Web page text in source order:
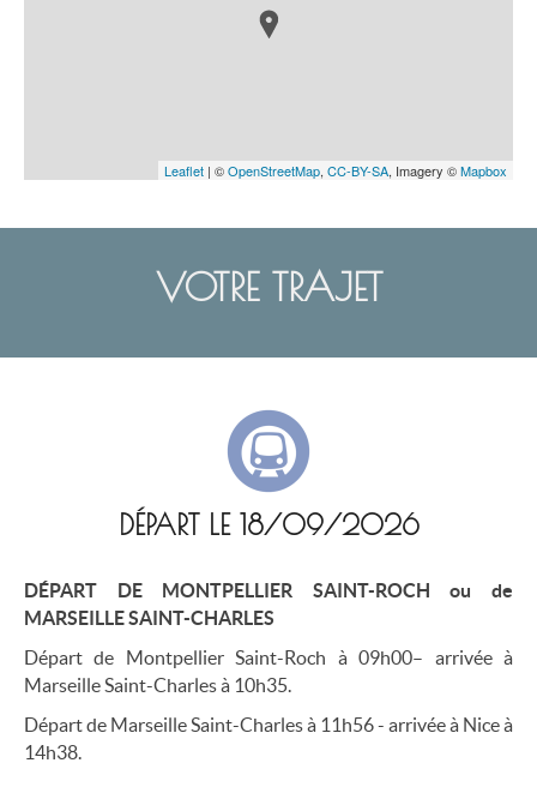
Leaflet | ©OpenStreetMap, CC-BY-SA, Imagery ©Mapbox
VOTRE TRAJET
DÉPART LE 18/09/2026
DÉPART DE MONTPELLIER SAINT-ROCH ou de
MARSEILLE SAINT-CHARLES
Départ de Montpellier Saint-Roch à 09h00– arrivée à
Marseille Saint-Charles à 10h35.
Départ de Marseille Saint-Charles à 11h56 - arrivée à Nice à
14h38.